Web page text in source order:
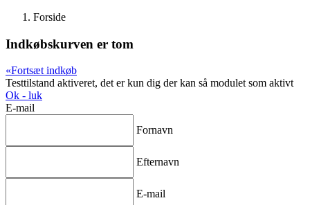
Forside
Indkøbskurven er tom
«Fortsæt indkøb
Testtilstand aktiveret, det er kun dig der kan så modulet som aktivt
Ok - luk
E-mail
Fornavn
Efternavn
E-mail